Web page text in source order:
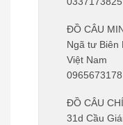
ĐỒ CÂU
Ngã tư Biên
Việt Nam
0965673178
ĐỒ CÂU
31d Cầu